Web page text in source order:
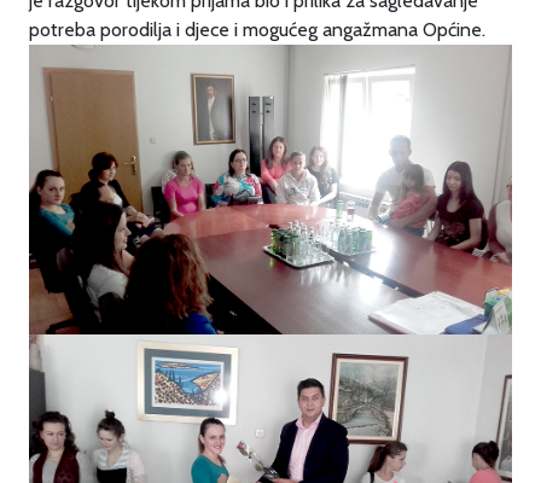
potreba porodilja i djece i mogućeg angažmana Općine.